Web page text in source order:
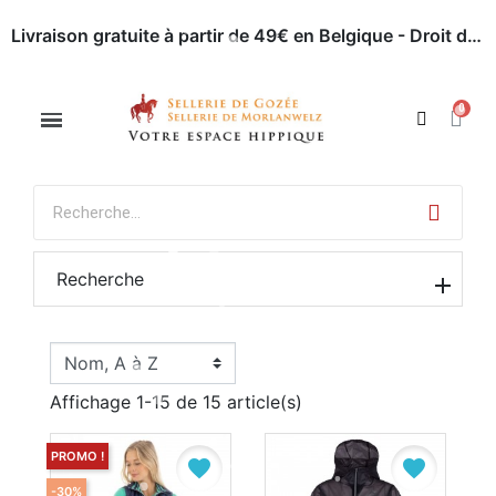
Livraison gratuite à partir de 49€ en Belgique - Droit de retour dans les 30 jours - Paiement en ligne sécurisé
Recherche
Affichage 1-15 de 15 article(s)
favorite
PROMO !
-30%
favorite